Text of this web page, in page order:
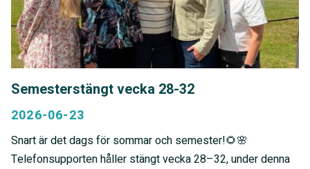
Semesterstängt vecka 28-32
2026-06-23
Snart är det dags för sommar och semester!🌻🌸
Telefonsupporten håller stängt vecka 28–32, under denna